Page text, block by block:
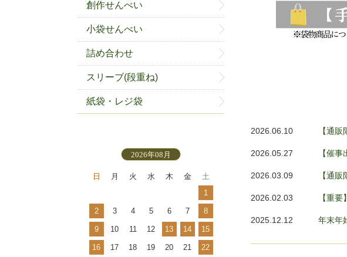
2026.06.10 【通
2026.05.27 【催
2026.03.09 【通
2026.02.03 【重
2025.12.12 年末年
創作せんべい
小袋せんべい
詰め合わせ
スリーブ(段重ね)
紙袋・レジ袋
2026年08月
日 月 火 水 木 金
土
1
2 3 4 5 6 7 8
9 10 11 12 13 14 15
16 17 18 19 20 21 22